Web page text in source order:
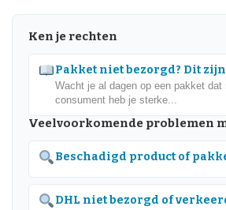
Ken je rechten
Pakket niet bezorgd? Dit
Wacht je al dagen op een pakket dat
consument heb je sterke...
Veelvoorkomende problemen
Beschadigd product of
DHL niet bezorgd of